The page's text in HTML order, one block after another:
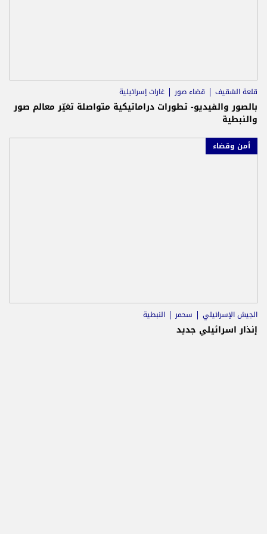
قلعة الشقيف قضاء صور غارات إسرائيلية
بالصور والفيديو- تطورات دراماتيكية متواصلة تغيّر معالم صور
والنبطية
أمن وقضاء
الجيش الإسرائيلي سحمر النبطية
إنذار اسرائيلي جديد